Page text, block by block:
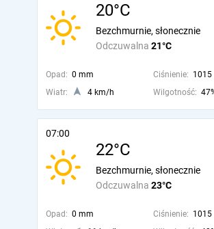
20°C
Odczuwalna 21°C
Bezchmurnie, słonecznie
Opad: 0 mm Ciśnienie: 1015
Wiatr:
4 km/h Wilgotność:
07:00
22°C
Odczuwalna 23°C
Bezchmurnie, słonecznie
Opad: 0 mm Ciśnienie: 1015